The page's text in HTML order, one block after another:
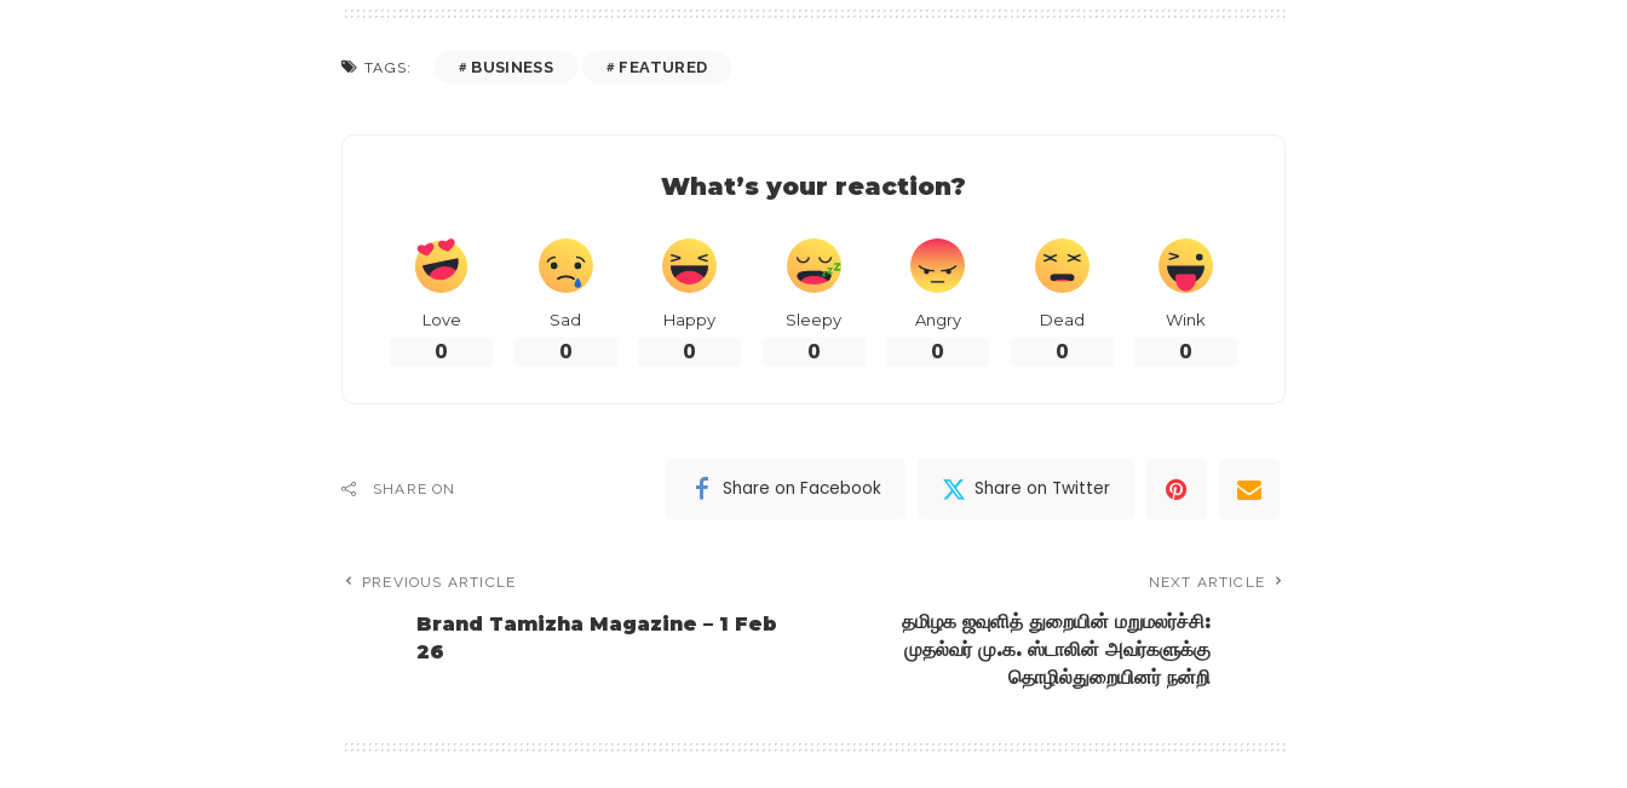
TAGS: BUSINESS FEATURED
What’s your reaction?
Love
0
Sad
0
Happy
0
Sleepy
0
Angry
0
Dead
0
Wink
0
SHARE ON Share on Facebook Share on Twitter
PREVIOUS ARTICLE
Brand Tamizha Magazine – 1 Feb
26
NEXT ARTICLE
தமிழக ஜவுளித் துறையின் மறுமலர்ச்சி:
முதல்வர் மு.க. ஸ்டாலின் அவர்களுக்கு
தொழில்துறையினர் நன்றி